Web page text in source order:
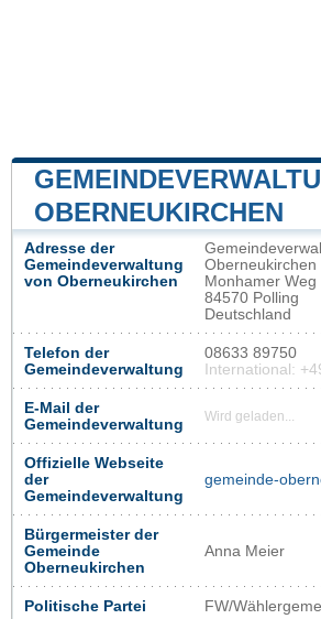
OBERNEUKIRCHEN
Adresse der
Gemeindeverwaltung
von Oberneukirchen
Oberneukirchen
Monhamer Weg
84570 Polling
Deutschland
Telefon der
Gemeindeverwaltung
08633 89750
International:
E-Mail der
Gemeindeverwaltung
Wird geladen...
Offizielle Webseite
der
Gemeindeverwaltung
gemeinde-
Bürgermeister der
Gemeinde
Oberneukirchen
Anna Meier
Politische Partei FW/